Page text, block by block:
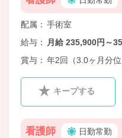
配属
手術室
給与
月給 235,900円～
賞与
年2回（3.0ヶ月分位
キープする
看護師 日勤常勤